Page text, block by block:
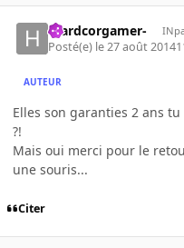
-hardcorgamer-
Posté(e) le 27 août 2014
AUTEUR
Elles son garanties 2 ans
?!
Mais oui merci pour le
une souris...
Citer